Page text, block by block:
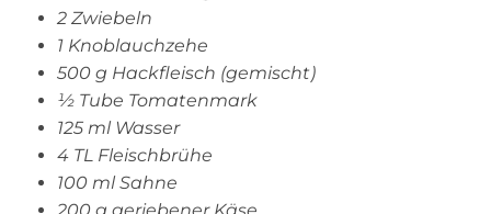
2 Zwiebeln
1 Knoblauchzehe
500 g Hackfleisch (gemischt)
½ Tube Tomatenmark
125 ml Wasser
4 TL Fleischbrühe
100 ml Sahne
200 g geriebener Käse